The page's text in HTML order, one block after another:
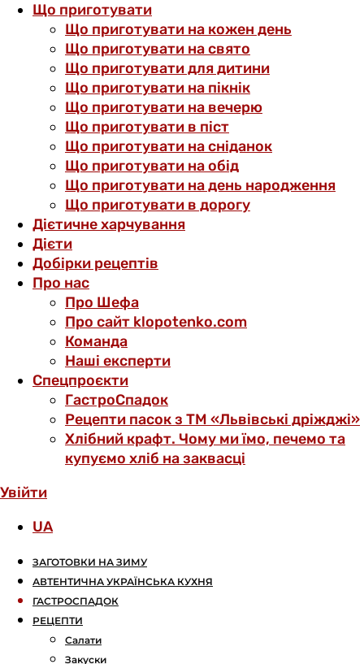
Що приготувати
Що приготувати на кожен день
Що приготувати на свято
Що приготувати для дитини
Що приготувати на пікнік
Що приготувати на вечерю
Що приготувати в піст
Що приготувати на сніданок
Що приготувати на обід
Що приготувати на день народження
Що приготувати в дорогу
Дієтичне харчування
Дієти
Добірки рецептів
Про нас
Про Шефа
Про сайт klopotenko.com
Команда
Наші експерти
Спецпроєкти
ГастроСпадок
Рецепти пасок з ТМ «Львівські дріжджі»
Хлібний крафт. Чому ми їмо, печемо та
купуємо хліб на заквасці
Увійти
UA
ЗАГОТОВКИ НА ЗИМУ
АВТЕНТИЧНА УКРАЇНСЬКА КУХНЯ
ГАСТРОСПАДОК
РЕЦЕПТИ
Салати
Закуски